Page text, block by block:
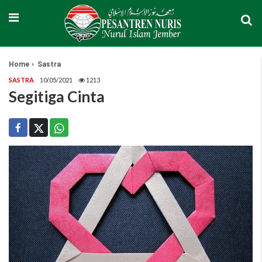
Home Sastra
SASTRA 10/05/2021 1213
Segitiga Cinta